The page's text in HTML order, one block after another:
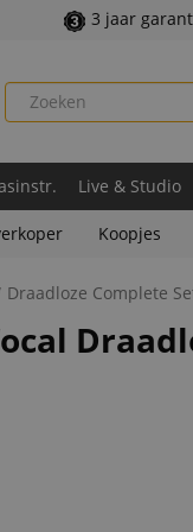
3 jaar
Live & Studio
Koopjes
Draadloze Complete